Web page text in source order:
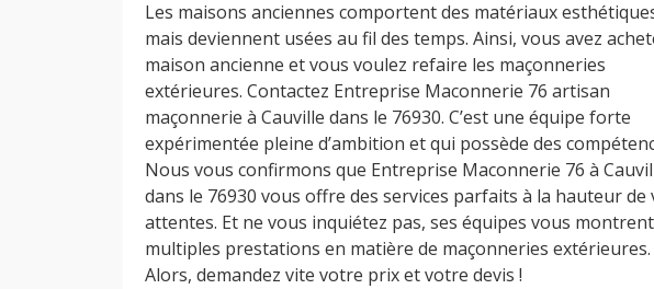
Les maisons anciennes comportent des matériaux
mais deviennent usées au fil des temps. Ainsi, vous avez
maison ancienne et vous voulez refaire les maçonneries
extérieures. Contactez Entreprise Maconnerie 76 artisan
maçonnerie à Cauville dans le 76930. C’est une équipe forte
expérimentée pleine d’ambition et qui possède des
Nous vous confirmons que Entreprise Maconnerie 76 à
dans le 76930 vous offre des services parfaits à la hauteur de
attentes. Et ne vous inquiétez pas, ses équipes vous
multiples prestations en matière de maçonneries extérieures.
Alors, demandez vite votre prix et votre devis !